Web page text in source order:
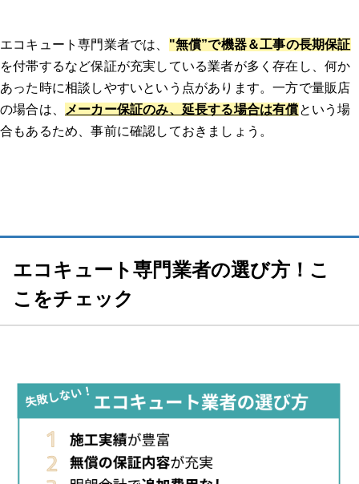
エコキュート専門業者では、 "無償”で機器＆工事の長期保証
を付帯するなど保証が充実している業者が多く存在し、何か
あった時に相談しやすいという点があります。一方で量販店
の場合は、
メーカー保証のみ、延長する場合は有償という場
合もあるため、事前に確認しておきましょう。
エコキュート専門業者の選び方！こ
こをチェック